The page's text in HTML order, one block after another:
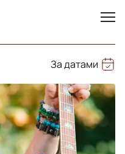
За датами